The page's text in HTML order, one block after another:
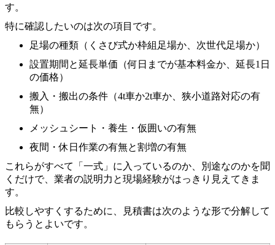
す。
特に確認したいのは次の項目です。
足場の種類（くさび式か枠組足場か、次世代足場か）
設置期間と延長単価（何日までが基本料金か、延長1日
の価格）
搬入・搬出の条件（4t車か2t車か、狭小道路対応の有
無）
メッシュシート・養生・仮囲いの有無
夜間・休日作業の有無と割増の有無
これらがすべて「一式」に入っているのか、別途なのかを聞
くだけで、業者の説明力と現場経験がはっきり見えてきま
す。
比較しやすくするために、見積書は次のような形で分解して
もらうとよいです。